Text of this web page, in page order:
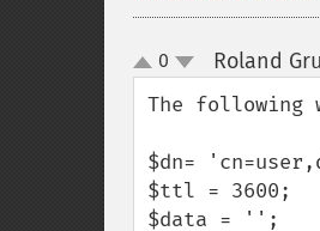
up
down
0 Roland
The following
$dn=
$ttl = 3600;
$data = '';